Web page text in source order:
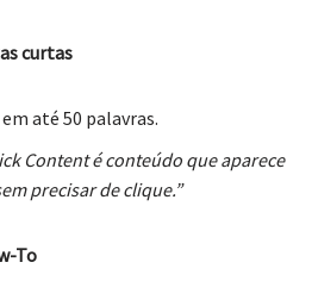
curtas
até 50 palavras.
Content é conteúdo que aparece
precisar de clique.”
To